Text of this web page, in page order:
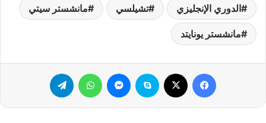
الدوري الإنجليزي تشيلسي مانشستر سيتي
مانشستر يونايتد
فيسبوك سكايب ماسنجر واتساب